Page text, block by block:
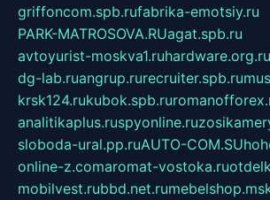
griffoncom.spb.rufabrika-emotsiy.ru
PARK-MATROSOVA.RUagat.spb.ru
avtoyurist-moskva1.ruhardware.org.ru
dg-lab.ruangrup.rurecruiter.spb.ru
krsk124.rukubok.spb.ru
analitikaplus.ruspyonline.ru
sloboda-ural.pp.ruAUTO-COM.SU
online-z.comaromat-vostoka.ru
mobilvest.rubbd.net.ru